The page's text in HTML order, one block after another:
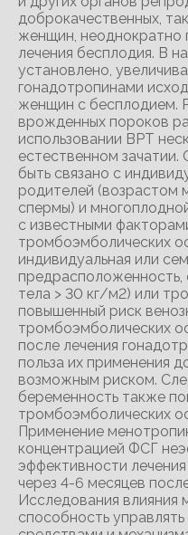
доброкачественных,
женщин, неоднократно
лечения бесплодия. В
установлено,
гонадотропинами
женщин с бесплодием.
врожденных пороков
использовании ВРТ
естественном
быть связано с
родителей (возрастом
спермы) и
с известными
тромбоэмболических
индивидуальная или
тела > 30 кг/м2) или
повышенный риск
тромбоэмболических
после лечения
польза их применения
возможным риском.
беременность также
тромбоэмболических
Применение
концентрацией ФСГ
эффективности
через 4-6 месяцев
Исследования влияния
способность